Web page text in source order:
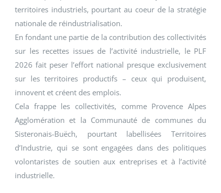
territoires industriels, pourtant au coeur de la stratégie
nationale de réindustrialisation.
En fondant une partie de la contribution des collectivités
sur les recettes issues de l’activité industrielle, le PLF
2026 fait peser l’effort national presque exclusivement
sur les territoires productifs – ceux qui produisent,
innovent et créent des emplois.
Cela frappe les collectivités, comme Provence Alpes
Agglomération et la Communauté de communes du
Sisteronais-Buëch, pourtant labellisées Territoires
d’Industrie, qui se sont engagées dans des politiques
volontaristes de soutien aux entreprises et à l’activité
industrielle.